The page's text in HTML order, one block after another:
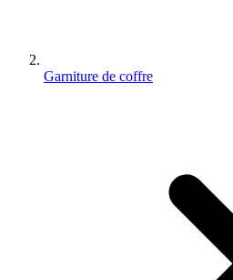
Garniture de coffre